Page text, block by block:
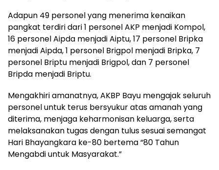
Adapun 49 personel yang menerima kenaikan
pangkat terdiri dari 1 personel AKP menjadi Kompol,
16 personel Aipda menjadi Aiptu, 17 personel Bripka
menjadi Aipda, 1 personel Brigpol menjadi Bripka, 7
personel Briptu menjadi Brigpol, dan 7 personel
Bripda menjadi Briptu.
Mengakhiri amanatnya, AKBP Bayu mengajak seluruh
personel untuk terus bersyukur atas amanah yang
diterima, menjaga keharmonisan keluarga, serta
melaksanakan tugas dengan tulus sesuai semangat
Hari Bhayangkara ke-80 bertema “80 Tahun
Mengabdi untuk Masyarakat.”